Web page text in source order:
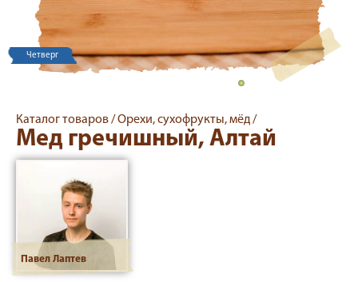
Четверг
Каталог товаров /Орехи, сухофрукты, мёд /
Мед гречишный, Алтай
Павел Лаптев